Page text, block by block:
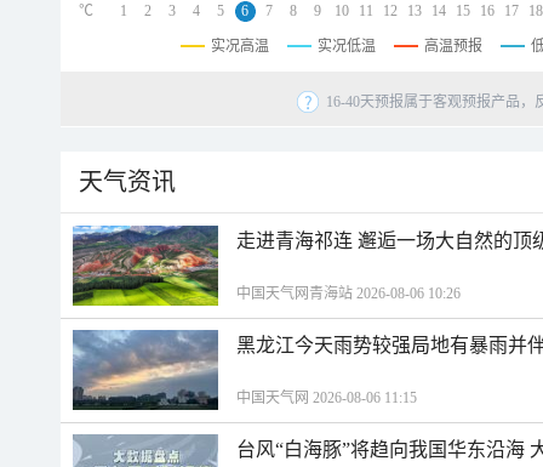
1 2 3 4 5 6 7 8 9 10 11 12 13 14 15 16 17 18
℃
实况高温 实况低温 高温预报
16-40天预报属于客观预报产品
天气资讯
走进青海祁连 邂逅一场大自然的顶
中国天气网青海站 2026-08-06 10:26
黑龙江今天雨势较强局地有暴雨并
中国天气网 2026-08-06 11:15
台风“白海豚”将趋向我国华东沿海